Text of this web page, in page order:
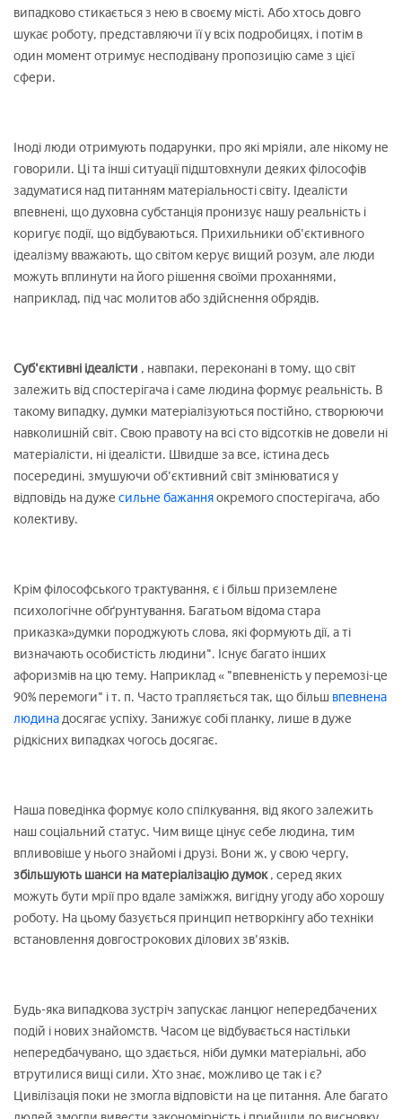
випадково стикається з нею в своєму місті. Або хтось довго
шукає роботу, представляючи її у всіх подробицях, і потім в
один момент отримує несподівану пропозицію саме з цієї
сфери.
Іноді люди отримують подарунки, про які мріяли, але нікому не
говорили. Ці та інші ситуації підштовхнули деяких філософів
задуматися над питанням матеріальності світу. Ідеалісти
впевнені, що духовна субстанція пронизує нашу реальність і
коригує події, що відбуваються. Прихильники об'єктивного
ідеалізму вважають, що світом керує вищий розум, але люди
можуть вплинути на його рішення своїми проханнями,
наприклад, під час молитов або здійснення обрядів.
Суб'єктивні ідеалісти , навпаки, переконані в тому, що світ
залежить від спостерігача і саме людина формує реальність. В
такому випадку, думки матеріалізуються постійно, створюючи
навколишній світ. Свою правоту на всі сто відсотків не довели ні
матеріалісти, ні ідеалісти. Швидше за все, істина десь
посередині, змушуючи об'єктивний світ змінюватися у
відповідь на дуже сильне бажанняокремого спостерігача, або
колективу.
Крім філософського трактування, є і більш приземлене
психологічне обґрунтування. Багатьом відома стара
приказка»думки породжують слова, які формують дії, а ті
визначають особистість людини". Існує багато інших
афоризмів на цю тему. Наприклад « "впевненість у перемозі-це
90% перемоги" і т. п. Часто трапляється так, що більш впевнена
людинадосягає успіху. Занижує собі планку, лише в дуже
рідкісних випадках чогось досягає.
Наша поведінка формує коло спілкування, від якого залежить
наш соціальний статус. Чим вище цінує себе людина, тим
впливовіше у нього знайомі і друзі. Вони ж, у свою чергу,
збільшують шанси на матеріалізацію думок, серед яких
можуть бути мрії про вдале заміжжя, вигідну угоду або хорошу
роботу. На цьому базується принцип нетворкінгу або техніки
встановлення довгострокових ділових зв'язків.
Будь-яка випадкова зустріч запускає ланцюг непередбачених
подій і нових знайомств. Часом це відбувається настільки
непередбачувано, що здається, ніби думки матеріальні, або
втрутилися вищі сили. Хто знає, можливо це так і є?
Цивілізація поки не змогла відповісти на це питання. Але багато